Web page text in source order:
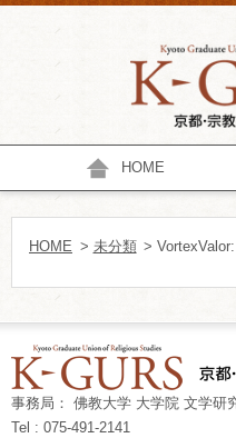
HOME
HOME > 未分類 >
事務局： 佛教大学 大学院 文学研
Tel : 075-491-2141